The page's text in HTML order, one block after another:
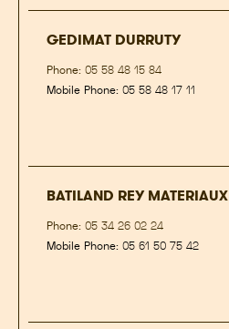
GEDIMAT DURRUTY
Phone: 05 58 48 15 84
Mobile Phone: 05 58 48 17 11
BATILAND REY MATERIAUX
Phone: 05 34 26 02 24
Mobile Phone: 05 61 50 75 42